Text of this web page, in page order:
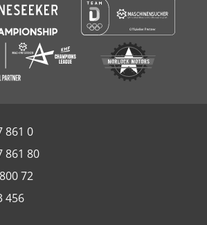
861 0
861 80
72
456